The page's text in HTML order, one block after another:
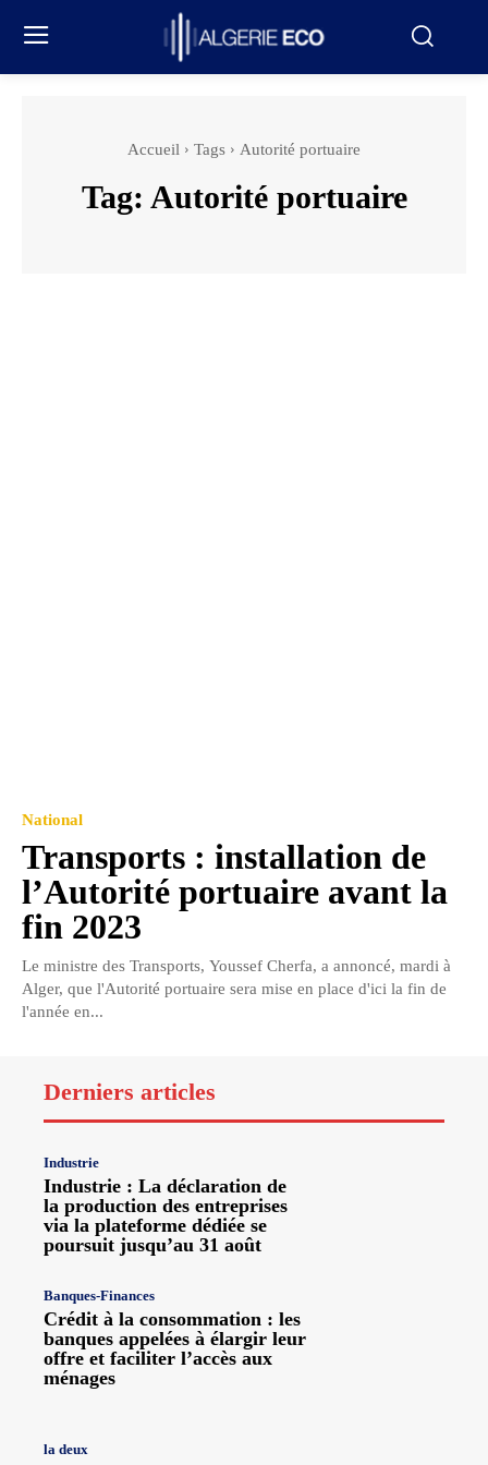
Accueil Tags Autorité portuaire
Tag: Autorité portuaire
National
Transports : installation de
l’Autorité portuaire avant la
fin 2023
Le ministre des Transports, Youssef Cherfa, a annoncé, mardi à
Alger, que l'Autorité portuaire sera mise en place d'ici la fin de
l'année en...
Derniers articles
Industrie
Industrie : La déclaration de
la production des entreprises
via la plateforme dédiée se
poursuit jusqu’au 31 août
Banques-Finances
Crédit à la consommation : les
banques appelées à élargir leur
offre et faciliter l’accès aux
ménages
la deux